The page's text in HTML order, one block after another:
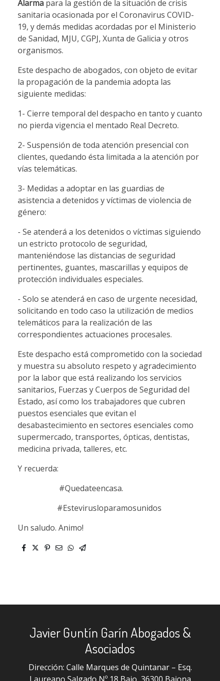
Alarma para la gestión de la situación de crisis
sanitaria ocasionada por el Coronavirus COVID-
19, y demás medidas acordadas por el Ministerio
de Sanidad, MJU, CGPJ, Xunta de Galicia y otros
organismos.
Este despacho de abogados, con objeto de evitar
la propagación de la pandemia adopta las
siguiente medidas:
1- Cierre temporal del despacho en tanto y cuanto
no pierda vigencia el mentado Real Decreto.
2- Suspensión de toda atención presencial con
clientes, quedando ésta limitada a la atención por
vías telemáticas.
3- Medidas a adoptar en las guardias de
asistencia a detenidos y víctimas de violencia de
género:
- Se atenderá a los detenidos o víctimas siguiendo
un estricto protocolo de seguridad,
manteniéndose las distancias de seguridad
pertinentes, guantes, mascarillas y equipos de
protección individuales especiales.
- Solo se atenderá en caso de urgente necesidad,
solicitando en todo caso la utilización de medios
telemáticos para la realización de las
correspondientes actuaciones procesales.
Este despacho está comprometido con la sociedad
y muestra su absoluto respeto y agradecimiento
por la labor que está realizando los servicios
sanitarios, Fuerzas y Cuerpos de Seguridad del
Estado, así como los trabajadores que cubren
puestos esenciales que evitan el
desabastecimiento en sectores esenciales como
supermercado, transportes, ópticas, dentistas,
medicina privada, talleres, etc.
Y recuerda:
#Quedateencasa.
#Estevirusloparamosunidos
Un saludo. Animo!
Javier Guntín Garín Abogados &
Asociados
Dirección: Calle Marques de Quintanar – Esq.